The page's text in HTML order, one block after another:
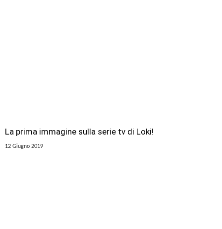
La prima immagine sulla serie tv di Loki!
12 Giugno 2019